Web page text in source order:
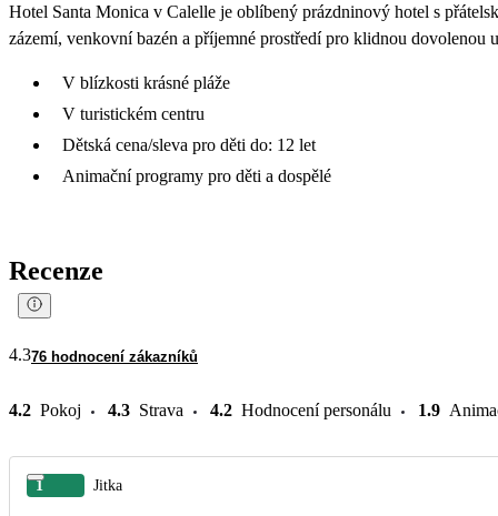
Hotel Santa Monica v Calelle je oblíbený prázdninový hotel s
zázemí, venkovní bazén a příjemné prostředí pro klidnou
V blízkosti krásné pláže
V turistickém centru
Dětská cena/sleva pro děti do: 12 let
Animační programy pro děti a dospělé
Recenze
4.376 hodnocení zákazníků
4.2 Pokoj 4.3 Strava 4.2 Hodnocení personálu 1.9
1 Jitka